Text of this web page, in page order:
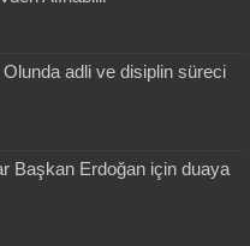
adli ve disiplin süreci
Başkan Erdoğan için duaya